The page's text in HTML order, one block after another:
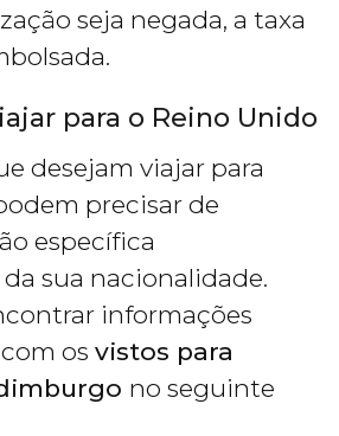
seja negada, a taxa
para o Reino Unido
desejam viajar para
precisar de
específica
sua nacionalidade.
informações
os vistos para
no seguinte